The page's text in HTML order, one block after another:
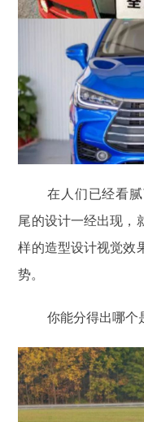
在人们已经看
尾的设计一经出现，
样的造型设计视觉效
势。
你能分得出哪个